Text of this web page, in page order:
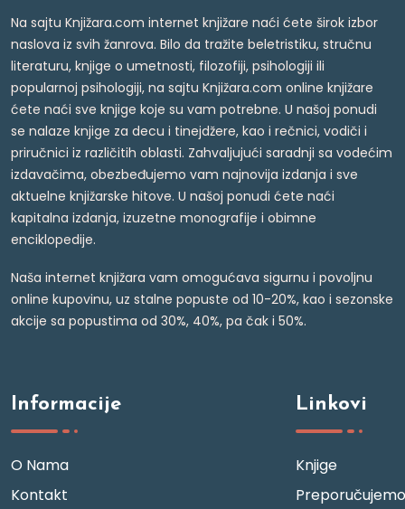
Na sajtu Knjižara.com internet knjižare naći ćete širok izbor
naslova iz svih žanrova. Bilo da tražite beletristiku, stručnu
literaturu, knjige o umetnosti, filozofiji, psihologiji ili
popularnoj psihologiji, na sajtu Knjižara.com online knjižare
ćete naći sve knjige koje su vam potrebne. U našoj ponudi
se nalaze knjige za decu i tinejdžere, kao i rečnici, vodiči i
priručnici iz različitih oblasti. Zahvaljujući saradnji sa vodećim
izdavačima, obezbeđujemo vam najnovija izdanja i sve
aktuelne knjižarske hitove. U našoj ponudi ćete naći
kapitalna izdanja, izuzetne monografije i obimne
enciklopedije.
Naša internet knjižara vam omogućava sigurnu i povoljnu
online kupovinu, uz stalne popuste od 10-20%, kao i sezonske
akcije sa popustima od 30%, 40%, pa čak i 50%.
Informacije
O Nama
Kontakt
Linkovi
Knjige
Preporučujemo